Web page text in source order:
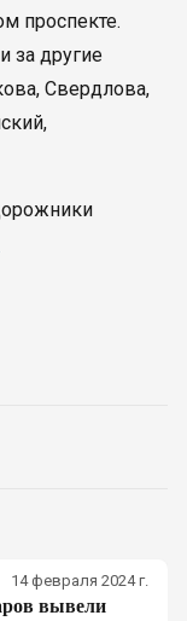
проспекте.
за другие
Свердлова,
14 февраля 2024 г.
вывели